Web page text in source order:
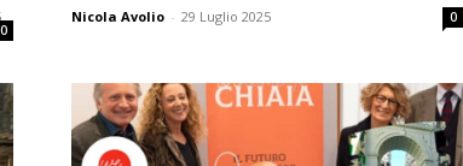
0
Nicola Avolio - 29 Luglio 2025 0